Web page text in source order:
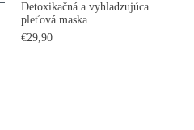
Detoxikačná a vyhladzujúca
pleťová maska
€29,90